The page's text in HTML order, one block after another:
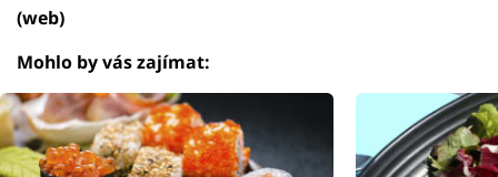
(web)
Mohlo by vás zajímat: